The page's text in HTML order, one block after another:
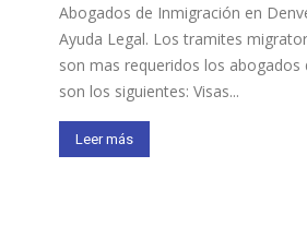
Abogados de Inmigración en
Ayuda Legal. Los tramites
son mas requeridos los abogados
son los siguientes: Visas...
Leer más